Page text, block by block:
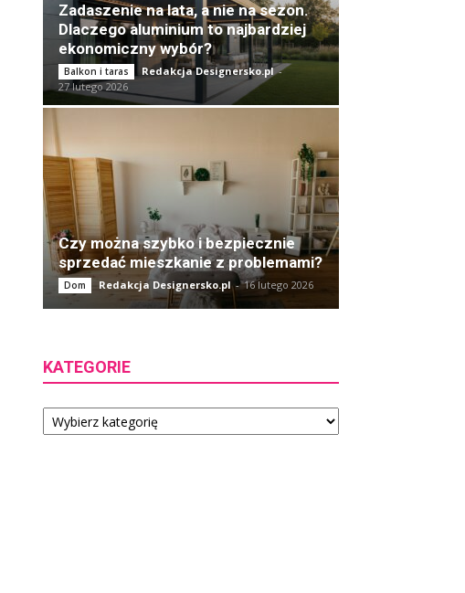
Zadaszenie na lata, a nie na sezon.
Dlaczego aluminium to najbardziej
ekonomiczny wybór?
Balkon i taras Redakcja Designersko.pl -
27 lutego 2026
Czy można szybko i bezpiecznie
sprzedać mieszkanie z problemami?
Dom Redakcja Designersko.pl - 16 lutego 2026
KATEGORIE
Kategorie